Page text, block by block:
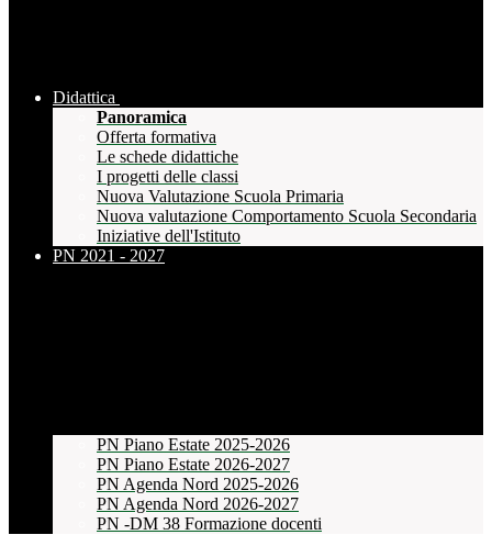
Didattica
Panoramica
Offerta formativa
Le schede didattiche
I progetti delle classi
Nuova Valutazione Scuola Primaria
Nuova valutazione Comportamento Scuola Secondaria
Iniziative dell'Istituto
PN 2021 - 2027
PN Piano Estate 2025-2026
PN Piano Estate 2026-2027
PN Agenda Nord 2025-2026
PN Agenda Nord 2026-2027
PN -DM 38 Formazione docenti